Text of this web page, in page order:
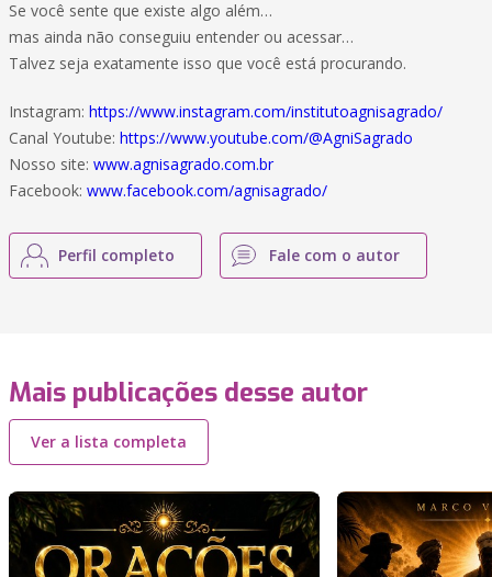
Se você sente que existe algo além…
mas ainda não conseguiu entender ou acessar…
Talvez seja exatamente isso que você está procurando.
Instagram: https://www.instagram.com/institutoagnisagrado/
Canal Youtube: https://www.youtube.com/@AgniSagrado
Nosso site: www.agnisagrado.com.br
Facebook: www.facebook.com/agnisagrado/
Perfil completo Fale com o autor
Mais publicações desse autor
Ver a lista completa